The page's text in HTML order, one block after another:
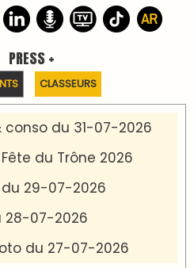
PRESS +
CLASSEURS
du 31-07-2026
du Trône 2026
29-07-2026
28-07-2026
du 27-07-2026